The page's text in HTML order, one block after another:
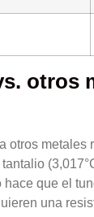
otros
otros metales
hace que el
una